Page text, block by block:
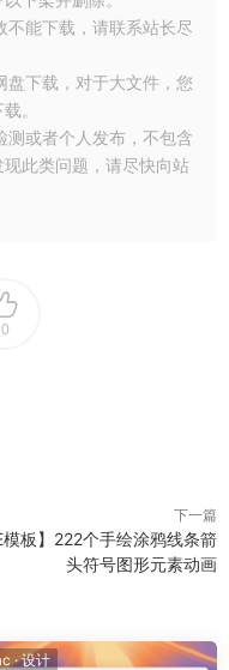
不能下载，请联系站长尽
盘下载，对于大文件，您
。
测或者个人发布，不包含
此类问题，请尽快向站
0
下一篇
模板】222个手绘涂鸦线条箭
头符号图形元素动画
·设计